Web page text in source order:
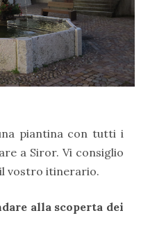
piantina con tutti i
a Siror. Vi consiglio
vostro itinerario.
alla scoperta dei